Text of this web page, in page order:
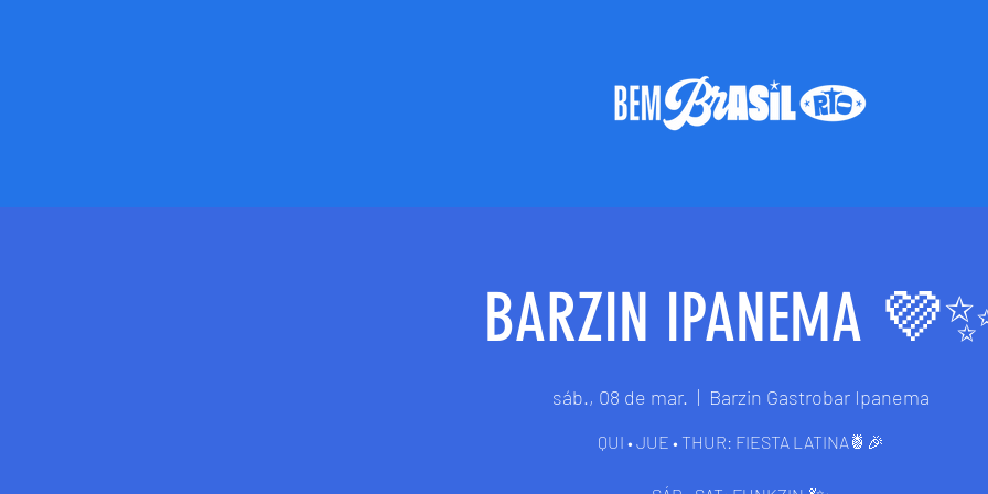
BARZIN IPANEMA
sáb., 08 de mar.
  |
Barzin Gastrobar Ipanema
QUI • JUE • THUR: FIESTA LATINA🍍🎉